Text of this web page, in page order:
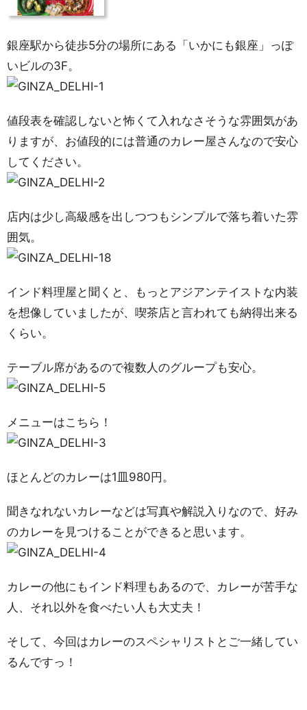
銀座駅から徒歩5分の場所にある「いかにも銀座」っぽ
いビルの3F。
値段表を確認しないと怖くて入れなさそうな雰囲気があ
りますが、お値段的には普通のカレー屋さんなので安心
してください。
店内は少し高級感を出しつつもシンプルで落ち着いた雰
囲気。
インド料理屋と聞くと、もっとアジアンテイストな内装
を想像していましたが、喫茶店と言われても納得出来る
くらい。
テーブル席があるので複数人のグループも安心。
メニューはこちら！
ほとんどのカレーは1皿980円。
聞きなれないカレーなどは写真や解説入りなので、好み
のカレーを見つけることができると思います。
カレーの他にもインド料理もあるので、カレーが苦手な
人、それ以外を食べたい人も大丈夫！
そして、今回はカレーのスペシャリストとご一緒してい
るんですっ！